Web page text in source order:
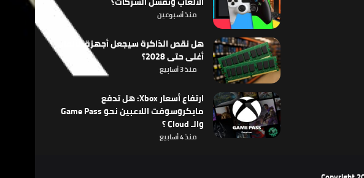
منذ أسبوعين
هل نقص الذاكرة سيجعل أجهزة الألعاب
أغلى حتى 2028؟
منذ 3 أسابيع
ارتفاع أسعار Xbox: هل تدفع
مايكروسوفت اللاعبين نحو Game Pass
والـ Cloud ؟
منذ 4 أسابيع